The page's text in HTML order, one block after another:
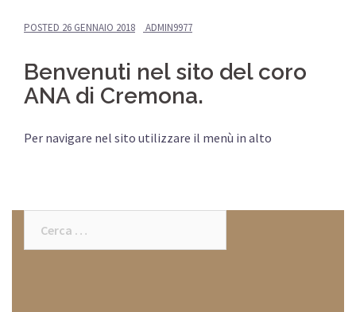
POSTED 26 GENNAIO 2018 ADMIN9977
Benvenuti nel sito del coro
ANA di Cremona.
Per navigare nel sito utilizzare il menù in alto